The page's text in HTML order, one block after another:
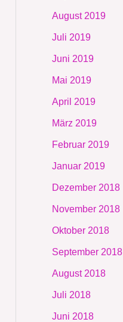
August 2019
Juli 2019
Juni 2019
Mai 2019
April 2019
März 2019
Februar 2019
Januar 2019
Dezember 2018
November 2018
Oktober 2018
September 2018
August 2018
Juli 2018
Juni 2018